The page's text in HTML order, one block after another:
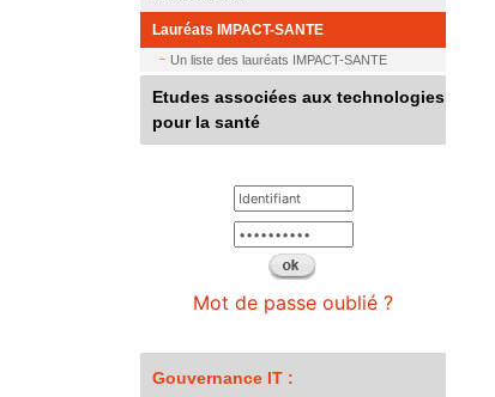
Lauréats IMPACT-SANTE
Un liste des lauréats IMPACT-SANTE
Etudes associées aux technologies
pour la santé
Mot de passe oublié ?
Gouvernance IT :